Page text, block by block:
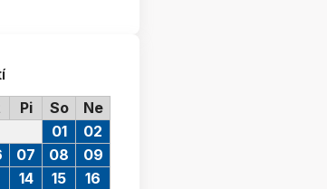
Pi So Ne
01
02
07 08
09
14 15
16